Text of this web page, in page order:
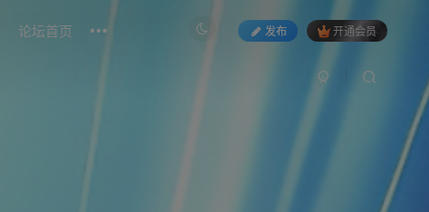
论坛首页 发布 开通会员